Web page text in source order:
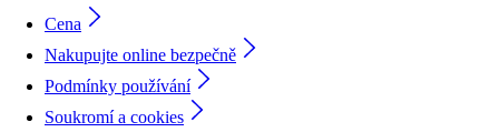
Cena
Nakupujte online bezpečně
Podmínky používání
Soukromí a cookies